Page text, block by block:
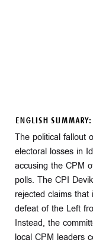
ENGLISH SUMMARY:
The political fallout
electoral losses in
accusing the CPM
polls. The CPI
rejected claims
defeat of the Left
Instead, the
local CPM leaders